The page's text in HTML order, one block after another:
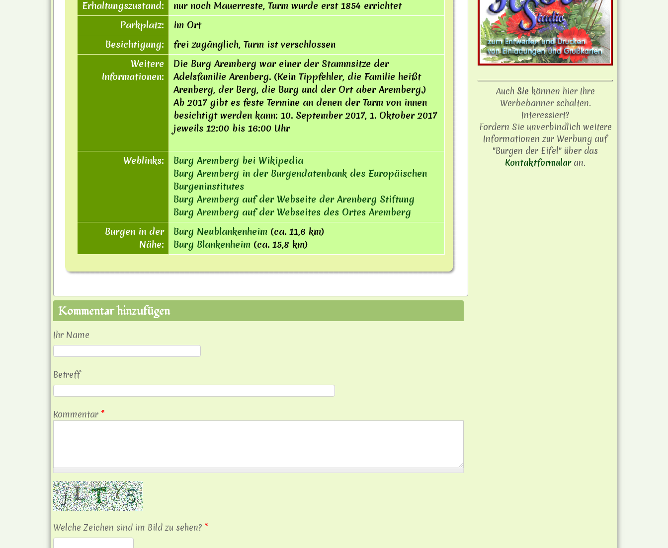
Erhaltungszustand:
nur noch Mauerreste, Turm wurde erst 1854 errichtet
Parkplatz:
im Ort
Besichtigung:
frei zugänglich, Turm ist verschlossen
Weitere
Informationen:
Die Burg Aremberg war einer der Stammsitze der
Adelsfamilie Arenberg. (Kein Tippfehler, die Familie heißt
Arenberg, der Berg, die Burg und der Ort aber Aremberg.)
Ab 2017 gibt es feste Termine an denen der Turm von innen
besichtigt werden kann: 10. September 2017, 1. Oktober 2017
jeweils 12:00 bis 16:00 Uhr
Weblinks:
Burg Aremberg bei Wikipedia
Burg Aremberg in der Burgendatenbank des Europäischen
Burgeninstitutes
Burg Aremberg auf der Webseite der Arenberg Stiftung
Burg Aremberg auf der Webseites des Ortes Aremberg
Burgen in der
Nähe:
Burg Neublankenheim(ca. 11,6 km)
Burg Blankenheim(ca. 15,8 km)
Kommentar hinzufügen
Ihr Name
Betreff
Kommentar *
Welche Zeichen sind im Bild zu sehen? *
Auch Sie können hier Ihre
Werbebanner schalten.
Interessiert?
Fordern Sie unverbindlich weitere
Informationen zur Werbung auf
"Burgen der Eifel" über das
Kontaktformularan.